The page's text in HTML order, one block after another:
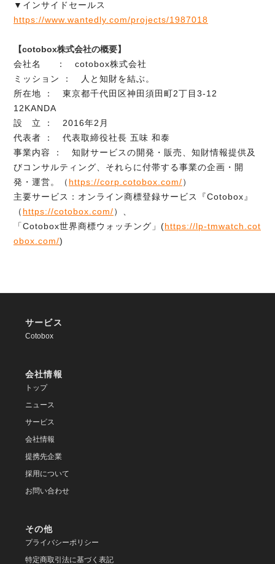
▼インサイドセールス
https://www.wantedly.com/projects/1987018
【cotobox株式会社の概要】
会社名 ： cotobox株式会社
ミッション ： 人と知財を結ぶ。
所在地 ： 東京都千代田区神田須田町2丁目3-12
12KANDA
設 立 ： 2016年2月
代表者 ： 代表取締役社長 五味 和泰
事業内容 ： 知財サービスの開発・販売、知財情報提供及
びコンサルティング、それらに付帯する事業の企画・開
発・運営。（ https://corp.cotobox.com/）
主要サービス：オンライン商標登録サービス『Cotobox』
（ https://cotobox.com/）、
「Cotobox世界商標ウォッチング」(https://lp-tmwatch.cot
obox.com/)
サービス
Cotobox
会社情報
トップ
ニュース
サービス
会社情報
提携先企業
採用について
お問い合わせ
その他
プライバシーポリシー
特定商取引法に基づく表記